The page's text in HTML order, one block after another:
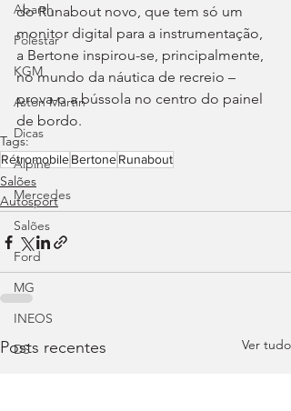
Abarth
Polestar
KGM
Aston Martin
Dicas
Alpine
Mercedes
Salões
Ford
MG
INEOS
DS
do Runabout novo, que tem só um
monitor digital para a instrumentação,
a Bertone inspirou-se, principalmente,
no mundo da náutica de recreio –
prova-o a bússola no centro do painel
de bordo.
Tags:
RétromobileBertoneRunabout
Salões
Autosport
Posts recentes Ver tudo